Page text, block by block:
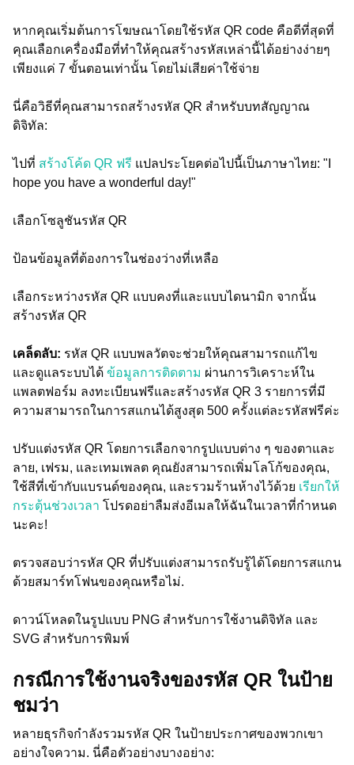
หากคุณเริ่มต้นการโฆษณาโดยใช้รหัส QR code คือดีที่สุดที่
คุณเลือกเครื่องมือที่ทำให้คุณสร้างรหัสเหล่านี้ได้อย่างง่ายๆ
เพียงแค่ 7 ขั้นตอนเท่านั้น โดยไม่เสียค่าใช้จ่าย
นี่คือวิธีที่คุณสามารถสร้างรหัส QR สำหรับบทสัญญาณ
ดิจิทัล:
ไปที่ สร้างโค้ด QR ฟรี แปลประโยคต่อไปนี้เป็นภาษาไทย: "I
hope you have a wonderful day!"
เลือกโซลูชันรหัส QR
ป้อนข้อมูลที่ต้องการในช่องว่างที่เหลือ
เลือกระหว่างรหัส QR แบบคงที่และแบบไดนามิก จากนั้น
สร้างรหัส QR
เคล็ดลับ: รหัส QR แบบพลวัตจะช่วยให้คุณสามารถแก้ไข
และดูแลระบบได้ ข้อมูลการติดตาม ผ่านการวิเคราะห์ใน
แพลตฟอร์ม ลงทะเบียนฟรีและสร้างรหัส QR 3 รายการที่มี
ความสามารถในการสแกนได้สูงสุด 500 ครั้งแต่ละรหัสฟรีค่ะ
ปรับแต่งรหัส QR โดยการเลือกจากรูปแบบต่าง ๆ ของตาและ
ลาย, เฟรม, และเทมเพลต คุณยังสามารถเพิ่มโลโก้ของคุณ,
ใช้สีที่เข้ากับแบรนด์ของคุณ, และรวมร้านห้างไว้ด้วย เรียกให้
กระตุ้นช่วงเวลา โปรดอย่าลืมส่งอีเมลให้ฉันในเวลาที่กำหนด
นะคะ!
ตรวจสอบว่ารหัส QR ที่ปรับแต่งสามารถรับรู้ได้โดยการสแกน
ด้วยสมาร์ทโฟนของคุณหรือไม่.
ดาวน์โหลดในรูปแบบ PNG สำหรับการใช้งานดิจิทัล และ
SVG สำหรับการพิมพ์
กรณีการใช้งานจริงของรหัส QR ในป้าย
ชมว่า
หลายธุรกิจกำลังรวมรหัส QR ในป้ายประกาศของพวกเขา
อย่างใจความ. นี่คือตัวอย่างบางอย่าง: